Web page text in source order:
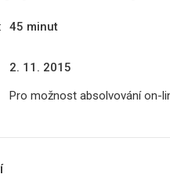
45 minut
2. 11. 2015
Pro možnost absolvování on-